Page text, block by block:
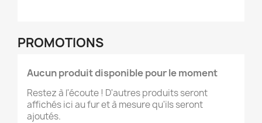
PROMOTIONS
Aucun produit disponible pour le moment
Restez à l'écoute ! D'autres produits seront
affichés ici au fur et à mesure qu'ils seront
ajoutés.